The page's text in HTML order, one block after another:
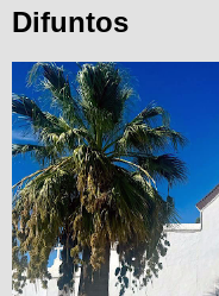
Difuntos